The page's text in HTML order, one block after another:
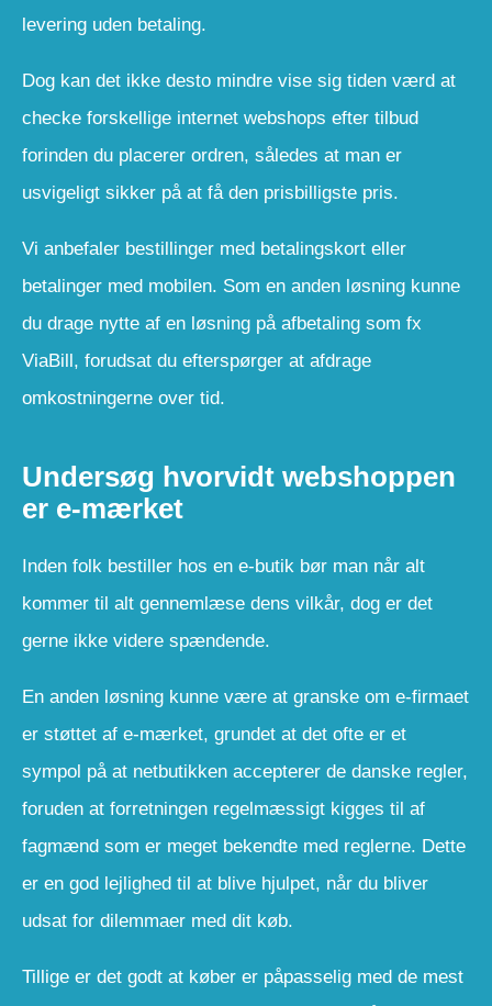
levering uden betaling.
Dog kan det ikke desto mindre vise sig tiden værd at
checke forskellige internet webshops efter tilbud
forinden du placerer ordren, således at man er
usvigeligt sikker på at få den prisbilligste pris.
Vi anbefaler bestillinger med betalingskort eller
betalinger med mobilen. Som en anden løsning kunne
du drage nytte af en løsning på afbetaling som fx
ViaBill, forudsat du efterspørger at afdrage
omkostningerne over tid.
Undersøg hvorvidt webshoppen
er e-mærket
Inden folk bestiller hos en e-butik bør man når alt
kommer til alt gennemlæse dens vilkår, dog er det
gerne ikke videre spændende.
En anden løsning kunne være at granske om e-firmaet
er støttet af e-mærket, grundet at det ofte er et
sympol på at netbutikken accepterer de danske regler,
foruden at forretningen regelmæssigt kigges til af
fagmænd som er meget bekendte med reglerne. Dette
er en god lejlighed til at blive hjulpet, når du bliver
udsat for dilemmaer med dit køb.
Tillige er det godt at køber er påpasselig med de mest